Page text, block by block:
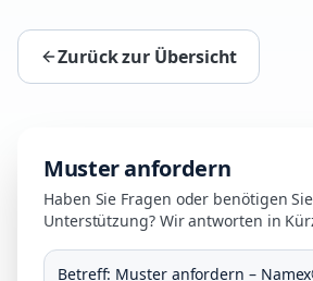
Zurück zur Übersicht
Muster anfordern
Haben Sie Fragen oder benötigen
Unterstützung? Wir antworten in
Betreff: Muster anfordern –